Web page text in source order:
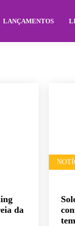
LANÇAMENTOS
da